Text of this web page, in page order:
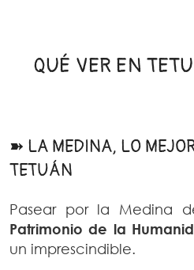
QUÉ VER EN
➽ LA MEDINA, LO
TETUÁN
Pasear por la Medina
Patrimonio de la
un imprescindible.